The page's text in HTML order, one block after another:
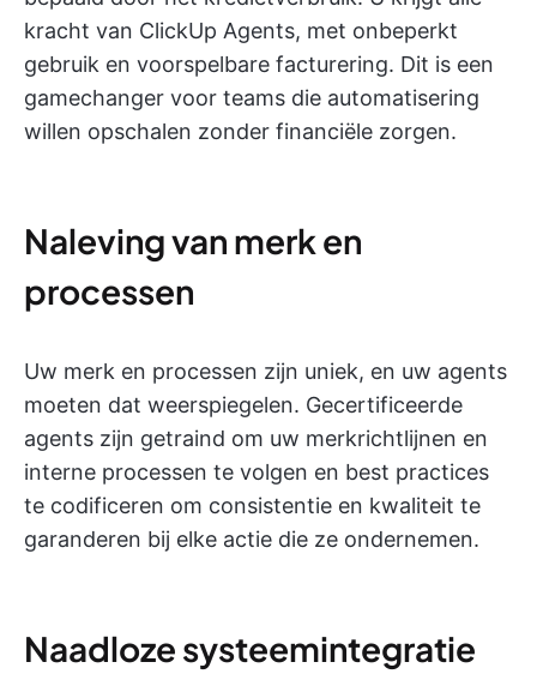
kracht van ClickUp Agents, met onbeperkt
gebruik en voorspelbare facturering. Dit is een
gamechanger voor teams die automatisering
willen opschalen zonder financiële zorgen.
Naleving van merk en
processen
Uw merk en processen zijn uniek, en uw agents
moeten dat weerspiegelen. Gecertificeerde
agents zijn getraind om uw merkrichtlijnen en
interne processen te volgen en best practices
te codificeren om consistentie en kwaliteit te
garanderen bij elke actie die ze ondernemen.
Naadloze systeemintegratie